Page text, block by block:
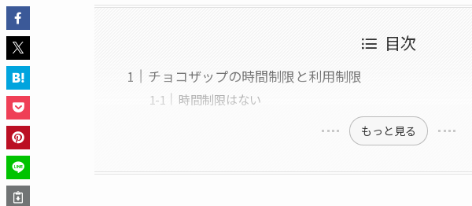
目次
チョコザップの時間制限と利用制限
時間制限はない
もっと見る